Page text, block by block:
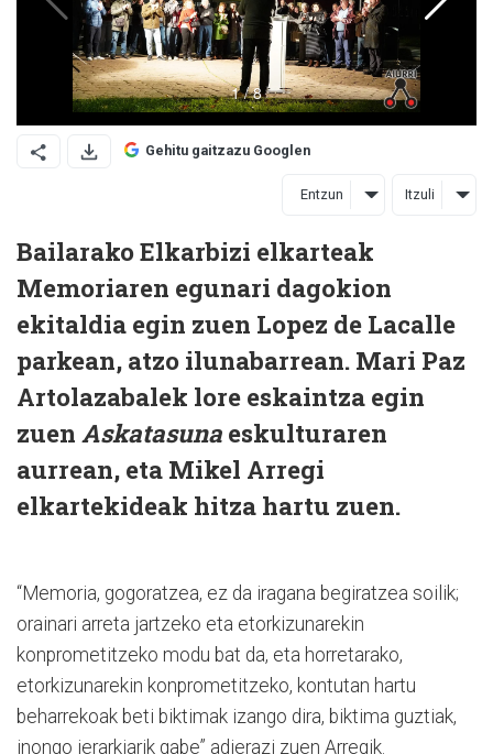
Gehitu gaitzazu Googlen
Entzun Itzuli
Bailarako Elkarbizi elkarteak
Memoriaren egunari dagokion
ekitaldia egin zuen Lopez de Lacalle
parkean, atzo ilunabarrean. Mari Paz
Artolazabalek lore eskaintza egin
zuen Askatasuna eskulturaren
aurrean, eta Mikel Arregi
elkartekideak hitza hartu zuen.
“Memoria, gogoratzea, ez da iragana begiratzea soilik;
orainari arreta jartzeko eta etorkizunarekin
konprometitzeko modu bat da, eta horretarako,
etorkizunarekin konprometitzeko, kontutan hartu
beharrekoak beti biktimak izango dira, biktima guztiak,
inongo jerarkiarik gabe” adierazi zuen Arregik.